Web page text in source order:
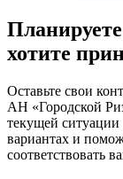
хотите
Оставьте свои
АН «Городской
текущей
вариантах и
соответствовать